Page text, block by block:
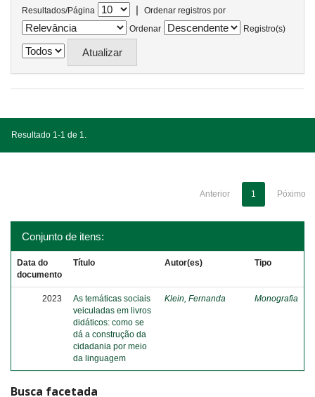
Resultados/Página |
Ordenar registros por
Ordenar
Registro(s)
Resultado 1-1 de 1.
Anterior 1 Póximo
Conjunto de itens:
Data do
documento
Título Autor(es) Tipo
2023
As temáticas sociais
veiculadas em livros
didáticos: como se
dá a construção da
cidadania por meio
da linguagem
Klein, Fernanda Monografia
Busca facetada